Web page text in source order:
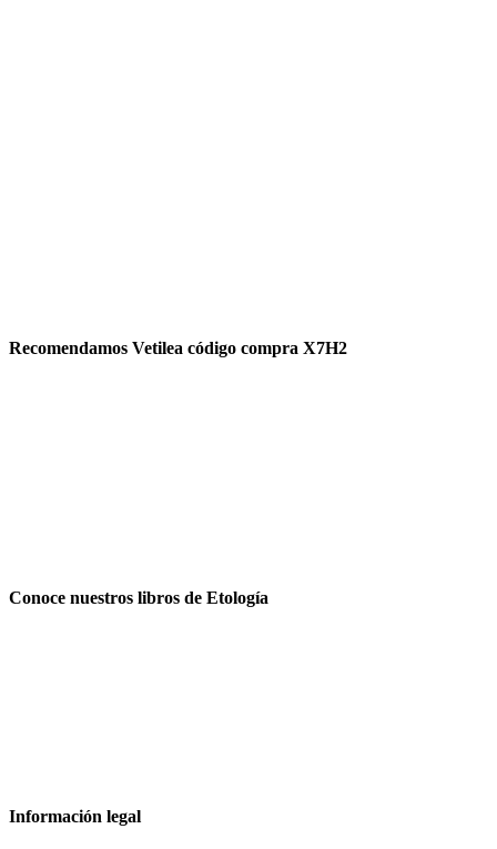
Recomendamos Vetilea código compra X7H2
Conoce nuestros libros de Etología
Información legal